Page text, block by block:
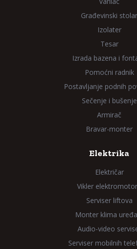
Građevinski stolar
Izolater
Tesar
Izrada bazena i
Pomoćni radnik
Postavljanje podnih
Sečenje i bušenje
Armirač
Bravar-monter
Elektrika
Električar
Vikler
Serviser liftova
Monter klima
Audio-video
Serviser mobilnih